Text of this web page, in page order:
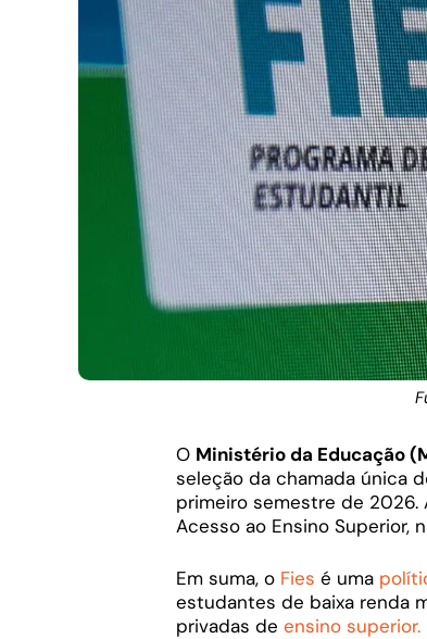
O Ministério da Educação
seleção da chamada única
primeiro semestre de 2026.
Acesso ao Ensino Superior,
Em suma, o Fies é uma
estudantes de baixa renda
privadas de ensino superior.